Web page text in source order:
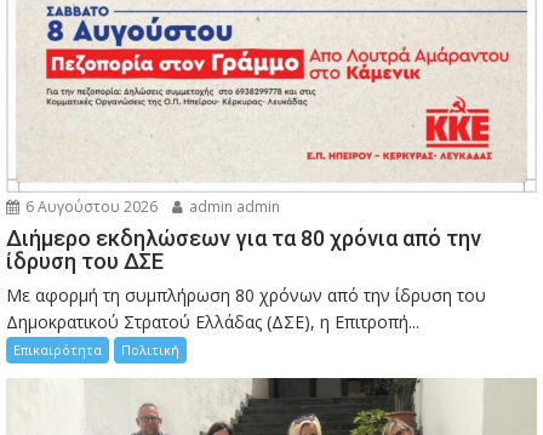
6 Αυγούστου 2026 admin admin
Διήμερο εκδηλώσεων για τα 80 χρόνια από την
ίδρυση του ΔΣΕ
Με αφορμή τη συμπλήρωση 80 χρόνων από την ίδρυση του
Δημοκρατικού Στρατού Ελλάδας (ΔΣΕ), η Επιτροπή...
Επικαιρότητα Πολιτική